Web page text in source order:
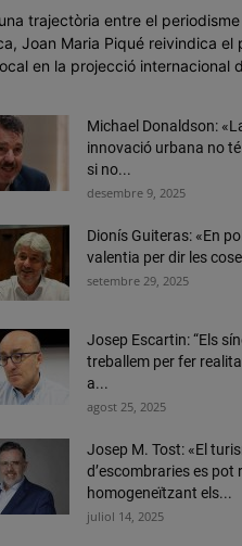
trajectòria entre el
Joan Maria Piqué reivindica el
en la projecció internacional
Michael Donaldson:
innovació urbana no
si no...
desembre 9, 2025
Dionís Guiteras: «En
valentia per dir les
setembre 29, 2025
Josep Escartin: “Els
treballem per fer
a...
agost 25, 2025
Josep M. Tost: «El
d’escombraries es pot
homogeneïtzant els...
juliol 14, 2025